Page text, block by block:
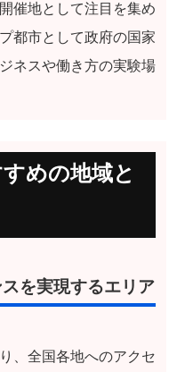
催地として注目を集め
都市として政府の国家
ネスや働き方の実験場
めの地域と
を実現するエリア
、全国各地へのアクセ